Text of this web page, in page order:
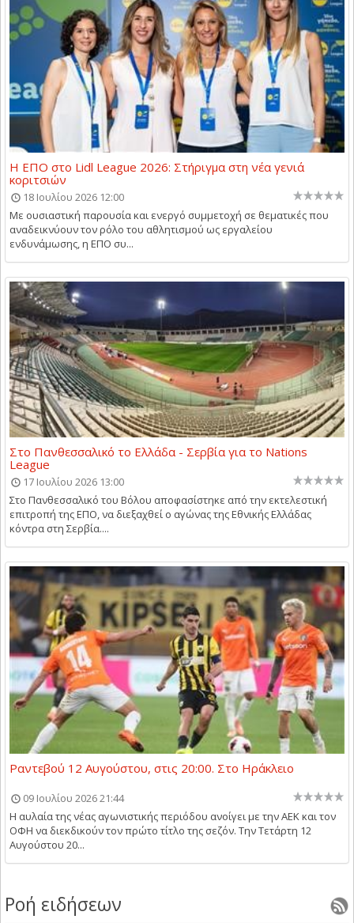
Η ΕΠΟ στο Lidl League 2026: Στήριγμα στη νέα γενιά
κοριτσιών
18 Ιουλίου 2026 12:00
Με ουσιαστική παρουσία και ενεργό συμμετοχή σε θεματικές που
αναδεικνύουν τον ρόλο του αθλητισμού ως εργαλείου
ενδυνάμωσης, η ΕΠΟ συ...
Στο Πανθεσσαλικό το Ελλάδα - Σερβία για το Nations
League
17 Ιουλίου 2026 13:00
Στο Πανθεσσαλικό του Βόλου αποφασίστηκε από την εκτελεστική
επιτροπή της ΕΠΟ, να διεξαχθεί ο αγώνας της Εθνικής Ελλάδας
κόντρα στη Σερβία....
Ραντεβού 12 Αυγούστου, στις 20:00. Στο Ηράκλειο
09 Ιουλίου 2026 21:44
Η αυλαία της νέας αγωνιστικής περιόδου ανοίγει με την ΑΕΚ και τον
ΟΦΗ να διεκδικούν τον πρώτο τίτλο της σεζόν. Την Τετάρτη 12
Αυγούστου 20...
Ροή ειδήσεων